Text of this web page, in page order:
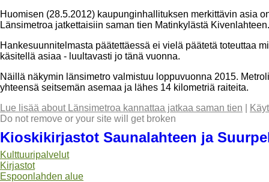
Huomisen (28.5.2012) kaupunginhallituksen merkittävin asia
Länsimetroa jatkettaisiin saman tien Matinkylästä
Hankesuunnitelmasta päätettäessä ei vielä päätetä toteuttaa
käsitellä asiaa - luultavasti jo tänä vuonna.
Näillä näkymin länsimetro valmistuu loppuvuonna 2015.
yhteensä seitsemän asemaa ja lähes 14 kilometriä raiteita.
Lue lisää about Länsimetroa kannattaa jatkaa saman tien
Do not remove or your site will get broken
Kioskikirjastot Saunalahteen ja
Kulttuuripalvelut
Kirjastot
Espoonlahden alue